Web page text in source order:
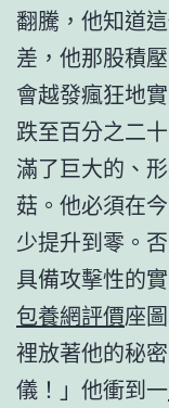
翻騰，他知道
差，他那股積
會越發瘋狂地
跌至百分之二
滿了巨大的、
菇。他必須在
少提升到零。
具備攻擊性的
包養網評價座
裡放著他的秘
儀！」他衝到一